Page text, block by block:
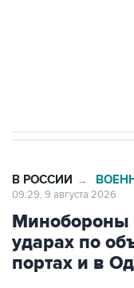
В РОССИИ →
09:29, 9 августа 2026
Минобороны
ударах по
портах и в